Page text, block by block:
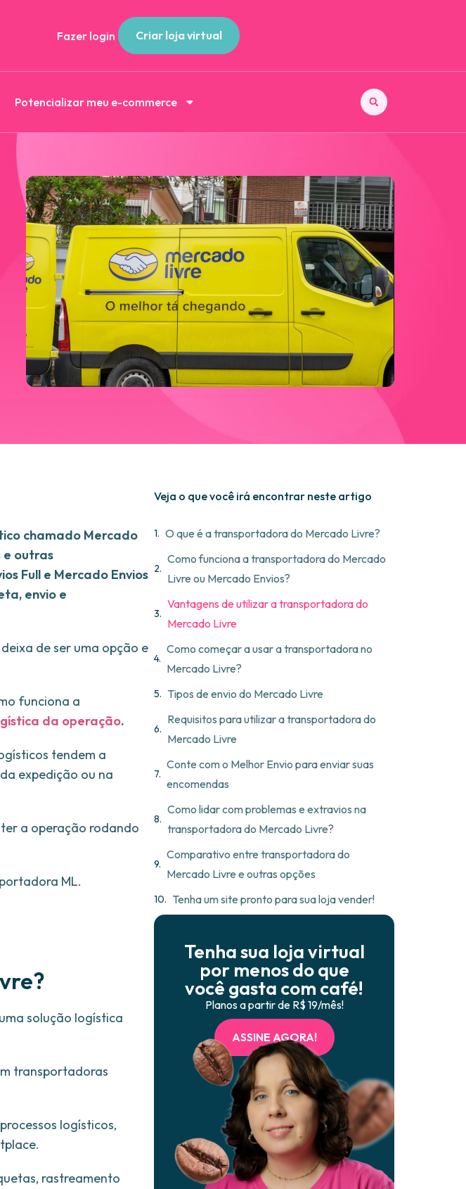
Fazer login Criar loja virtual
Potencializar meu e-commerce
chamado Mercado
e outras
Full e Mercado Envios
envio e
de ser uma opção e
funciona a
da operação.
tendem a
expedição ou na
a operação rodando
ML.
solução logística
transportadoras
logísticos,
rastreamento
Veja o que você irá encontrar neste artigo
O que é a transportadora do Mercado Livre?
Como funciona a transportadora do Mercado
Livre ou Mercado Envios?
Vantagens de utilizar a transportadora do
Mercado Livre
Como começar a usar a transportadora no
Mercado Livre?
Tipos de envio do Mercado Livre
Requisitos para utilizar a transportadora do
Mercado Livre
Conte com o Melhor Envio para enviar suas
encomendas
Como lidar com problemas e extravios na
transportadora do Mercado Livre?
Comparativo entre transportadora do
Mercado Livre e outras opções
Tenha um site pronto para sua loja vender!
Tenha sua loja virtual
por menos do que
você gasta com café!
Planos a partir de R$ 19/mês!
ASSINE AGORA!